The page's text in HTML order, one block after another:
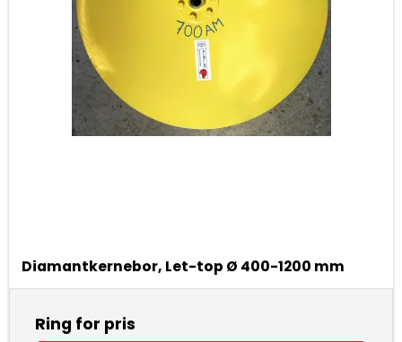
Diamantkernebor, Let-top Ø 400-1200 mm
Ring for pris